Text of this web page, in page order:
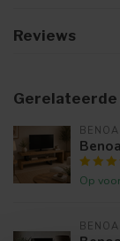
Reviews
BENOA
Op
BENOA